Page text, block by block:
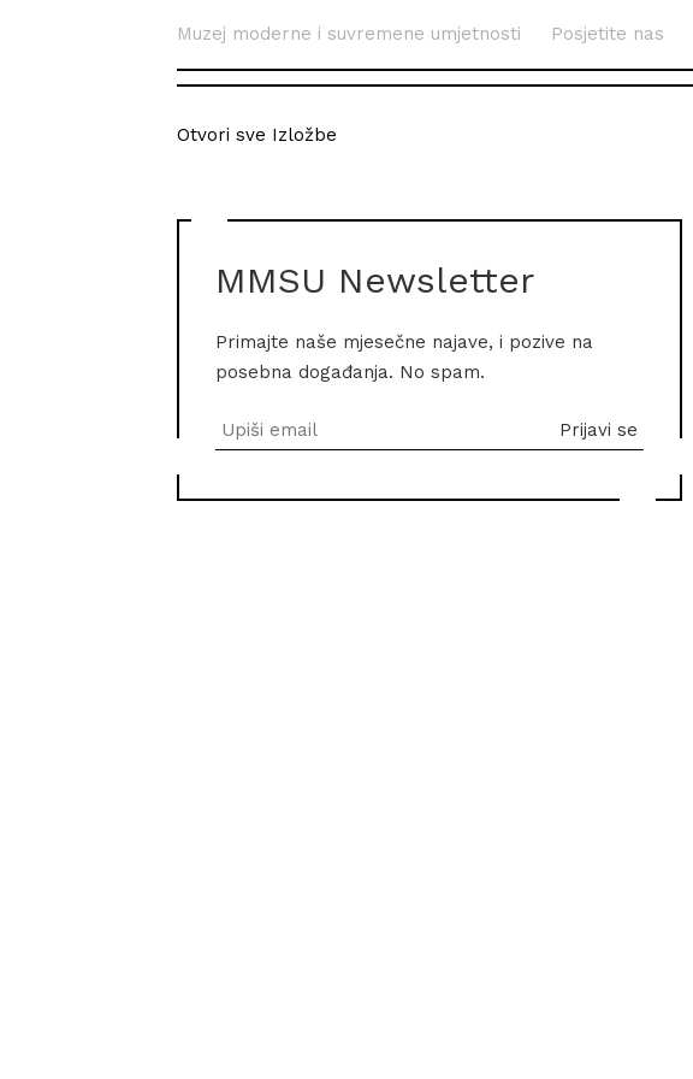
Muzej moderne i suvremene umjetnosti Posjetite nas
Otvori sve Izložbe
MMSU Newsletter
Primajte naše mjesečne najave, i pozive na
posebna događanja. No spam.